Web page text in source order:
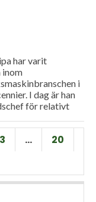
har varit
inom
i
I dag är han
för relativt
med
Claas. Hur
Swedish Agro
3 …
20